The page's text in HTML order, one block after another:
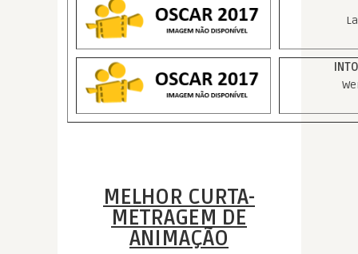
MELHOR CURTA-
METRAGEM DE
ANIMAÇÃO